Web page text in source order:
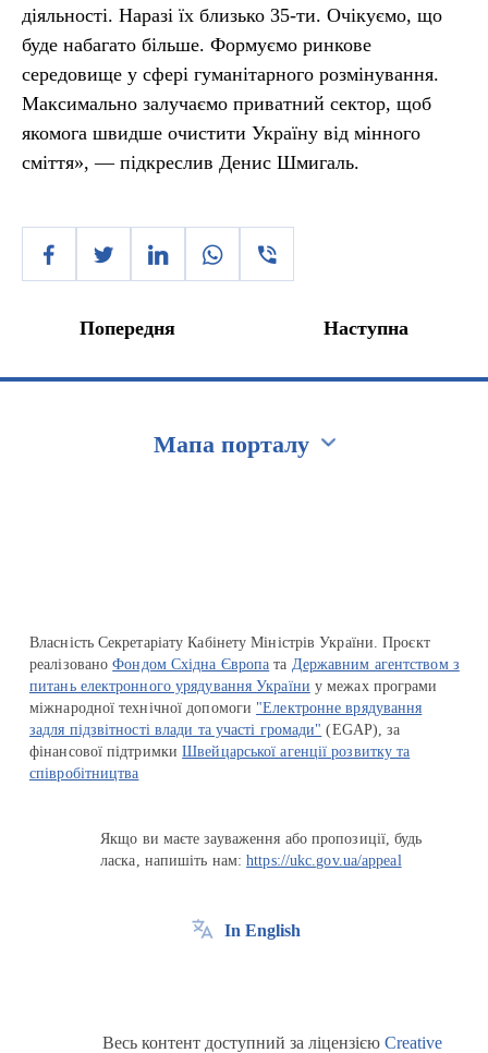
діяльності. Наразі їх близько 35-ти. Очікуємо, що
буде набагато більше. Формуємо ринкове
середовище у сфері гуманітарного розмінування.
Максимально залучаємо приватний сектор, щоб
якомога швидше очистити Україну від мінного
сміття», — підкреслив Денис Шмигаль.
Попередня Наступна
Мапа порталу
Власність Секретаріату Кабінету Міністрів України. Проєкт
реалізованоФондом Східна Європа та Державним агентством з
питань електронного урядування України у межах програми
міжнародної технічної допомоги "Електронне врядування
задля підзвітності влади та участі громади" (EGAP), за
фінансової підтримкиШвейцарської агенції розвитку та
співробітництва
Якщо ви маєте зауваження або пропозиції, будь
ласка, напишіть нам:https://ukc.gov.ua/appeal
In English
Весь контент доступний за ліцензією Creative